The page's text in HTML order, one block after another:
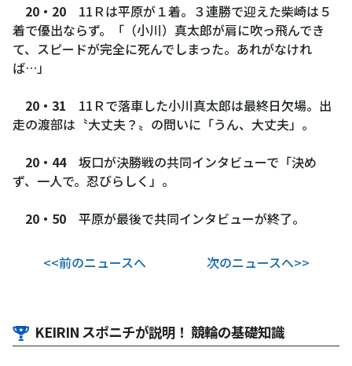
20・20 11Ｒは平原が１着。３連勝で迎えた柴崎は５
着で優出ならず。「（小川）真太郎が肩に吹っ飛んでき
て、スピードが完全に死んでしまった。あれがなけれ
ば…」
20・31 11Ｒで落車した小川真太郎は最終日欠場。出
走の渡部は〝大丈夫？〟の問いに「うん、大丈夫」。
20・44坂口が決勝戦の共同インタビューで「決め
ず、一人で。忍びらしく」。
20・50 平原が最後で共同インタビューが終了。
<<前のニュースへ 次のニュースへ>>
KEIRIN スポニチが説明！ 競輪の基礎知識